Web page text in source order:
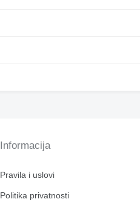
Informacija
Pravila i uslovi
Politika privatnosti